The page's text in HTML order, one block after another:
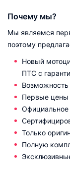
Почему мы?
Мы являемся
поэтому
Новый
ПТС с
Возможность
Первые цены
Официальное
Только
Полную